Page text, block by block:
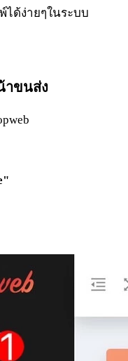
ได้ง่ายๆในระบบ
าขนส่ง